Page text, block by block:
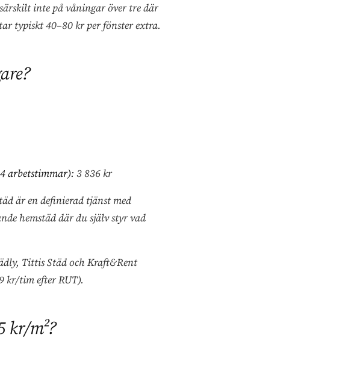
inte på våningar över tre där
typiskt 40–80 kr per fönster extra.
arbetstimmar): 3 836 kr
är en definierad tjänst med
hemstäd där du själv styr vad
Tittis Städ och Kraft&Rent
kr/tim efter RUT).
kr/m²?